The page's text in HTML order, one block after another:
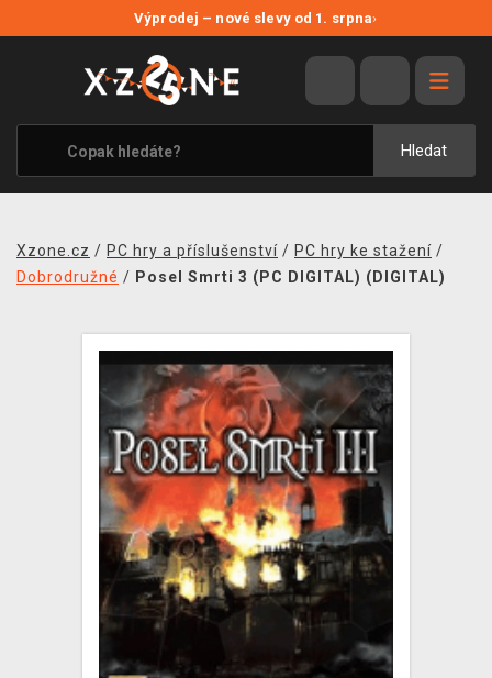
Výprodej – nové slevy od 1. srpna›
Hledat
VÝPRODEJ
VIDEOHRY
XZONE ORIGINALS
TÉMATIKY
MERCHANDISE
PRODEJNY
DOPRAVA
XZONE KLUB
TCG & BOARDGAME HUB
VÝKUP HER (BAZAR)
Xzone.cz / PC hry a příslušenství / PC hry ke stažení /
Dobrodružné / Posel Smrti 3 (PC DIGITAL) (DIGITAL)